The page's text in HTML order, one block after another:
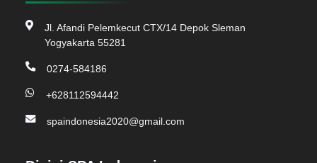
Jl. Afandi Pelemkecut CTX/14 Depok Sleman
Yogyakarta 55281
0274-584186
+628112594442
spaindonesia2020@gmail.com